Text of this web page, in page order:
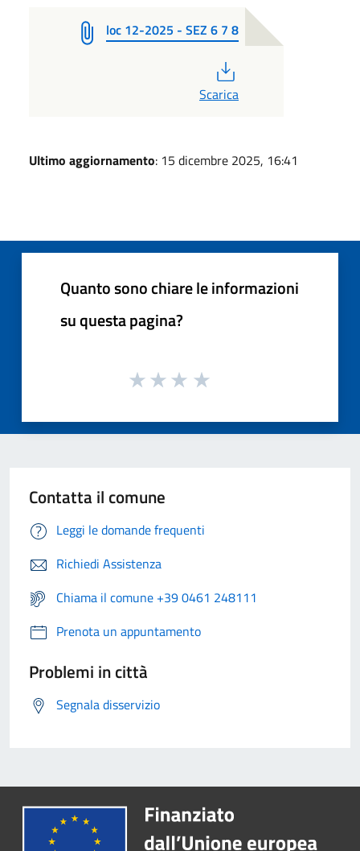
loc 12-2025 - SEZ 6 7 8
Scarica
Ultimo aggiornamento: 15 dicembre 2025, 16:41
Quanto sono chiare le informazioni
su questa pagina?
Contatta il comune
Leggi le domande frequenti
Richiedi Assistenza
Chiama il comune +39 0461 248111
Prenota un appuntamento
Problemi in città
Segnala disservizio